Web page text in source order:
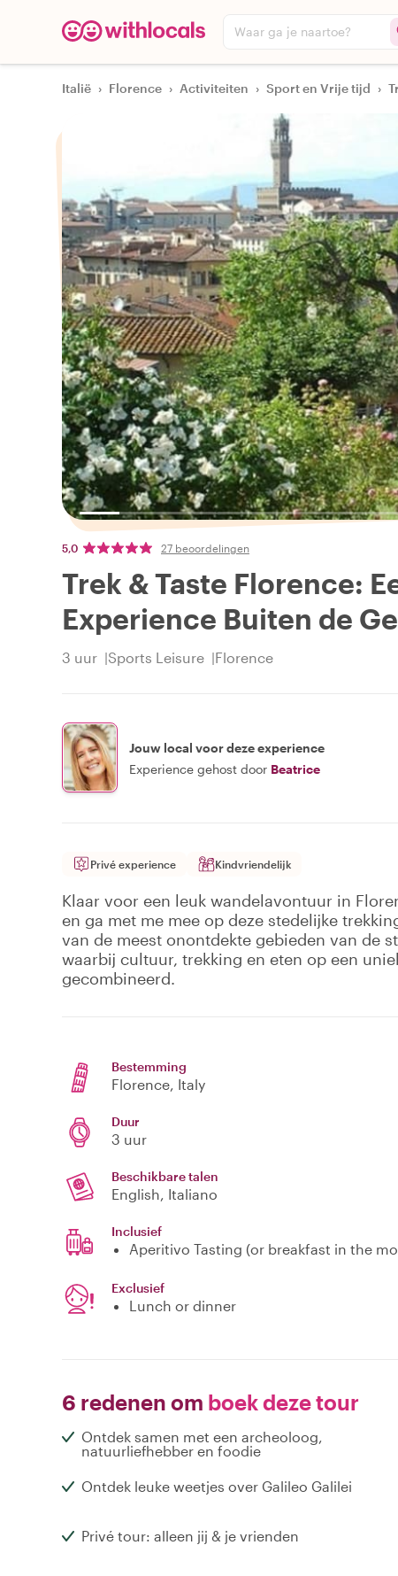
Waar ga je naartoe?
Italië › Florence › Activiteiten › Sport en Vrije tijd ›
5,0 27 beoordelingen
Trek & Taste Florence:
Experience Buiten de
3 uur Sports Leisure Florence
Jouw local voor deze experience
Experience gehost door Beatrice
Privé experience Kindvriendelijk
Klaar voor een leuk wandelavontuur in
en ga met me mee op deze stedelijke
van de meest onontdekte gebieden van de
waarbij cultuur, trekking en eten op een
gecombineerd.
Bestemming
Florence, Italy
Duur
3 uur
Beschikbare talen
English, Italiano
Inclusief
Aperitivo Tasting (or breakfast in the
Exclusief
Lunch or dinner
6 redenen om boek deze tour
Ontdek samen met een archeoloog,
natuurliefhebber en foodie
Ontdek leuke weetjes over Galileo Galilei
Privé tour: alleen jij & je vrienden